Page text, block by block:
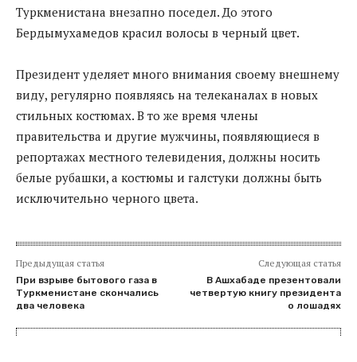
Туркменистана внезапно поседел. До этого
Бердымухамедов красил волосы в черный цвет.
Президент уделяет много внимания своему внешнему
виду, регулярно появляясь на телеканалах в новых
стильных костюмах. В то же время члены
правительства и другие мужчины, появляющиеся в
репортажах местного телевидения, должны носить
белые рубашки, а костюмы и галстуки должны быть
исключительно черного цвета.
Предыдущая статья
При взрыве бытового газа в
Туркменистане скончались
два человека
Следующая статья
В Ашхабаде презентовали
четвертую книгу президента
о лошадях